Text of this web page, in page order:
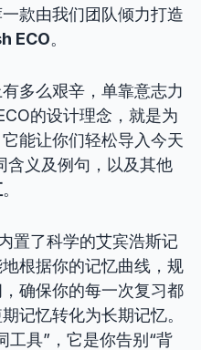
款由我们团队倾力打造
ECO。
多么艰辛，单靠意志力
的设计理念，就是为
能让你们轻松导入今天
含义及例句，以及其他
。
置了科学的艾宾浩斯记
根据你的记忆曲线，规
确保你的每一次复习都
记忆转化为长期记忆。
工具”，它是你告别“背